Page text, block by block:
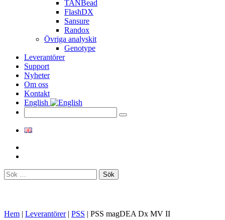
TANBead
FlashDX
Sansure
Randox
Övriga analyskit
Genotype
Leverantörer
Support
Nyheter
Om oss
Kontakt
English
Sök
efter:
Hem | Leverantörer | PSS | PSS magDEA Dx MV II